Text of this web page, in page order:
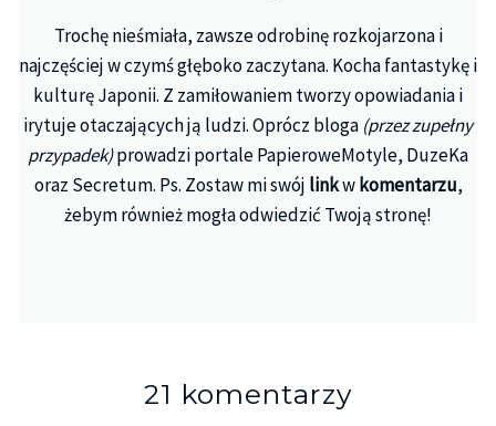
Trochę nieśmiała, zawsze odrobinę rozkojarzona i
najczęściej w czymś głęboko zaczytana. Kocha fantastykę i
kulturę Japonii. Z zamiłowaniem tworzy opowiadania i
irytuje otaczających ją ludzi. Oprócz bloga (przez zupełny
przypadek)prowadzi portale PapieroweMotyle, DuzeKa
oraz Secretum. Ps. Zostaw mi swój linkwkomentarzu,
żebym również mogła odwiedzić Twoją stronę!
21 komentarzy